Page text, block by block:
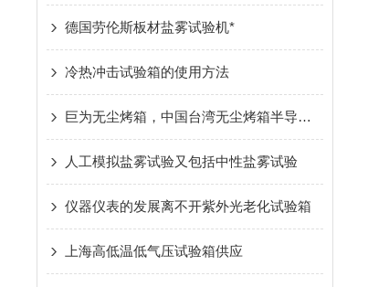
德国劳伦斯板材盐雾试验机*
冷热冲击试验箱的使用方法
巨为无尘烤箱，中国台湾无尘烤箱半导体IC潮流
人工模拟盐雾试验又包括中性盐雾试验
仪器仪表的发展离不开紫外光老化试验箱
上海高低温低气压试验箱供应